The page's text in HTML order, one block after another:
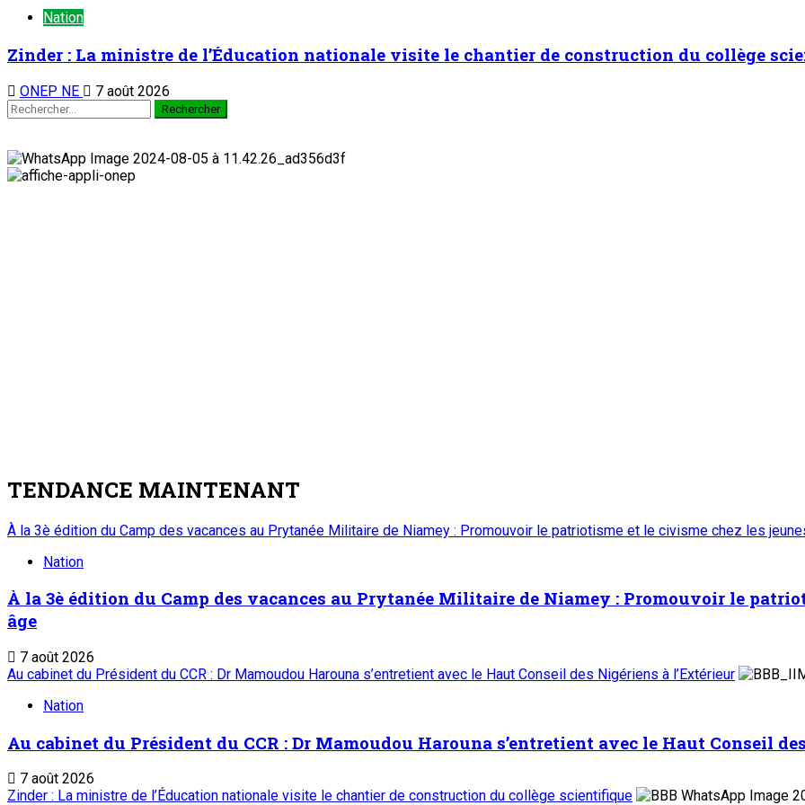
Nation
Zinder : La ministre de l’Éducation nationale visite le chantier de construction du collège
ONEP NE 7 août 2026
TENDANCE MAINTENANT
À la 3è édition du Camp des vacances au Prytanée Militaire de Niamey : Promouvoir le patriotisme et le civisme chez les
Nation
À la 3è édition du Camp des vacances au Prytanée Militaire de Niamey : Promouvoir le
âge
7 août 2026
Au cabinet du Président du CCR : Dr Mamoudou Harouna s’entretient avec le Haut Conseil des Nigériens à l’Extérieur
Nation
Au cabinet du Président du CCR : Dr Mamoudou Harouna s’entretient avec le Haut Conseil
7 août 2026
Zinder : La ministre de l’Éducation nationale visite le chantier de construction du collège scientifique